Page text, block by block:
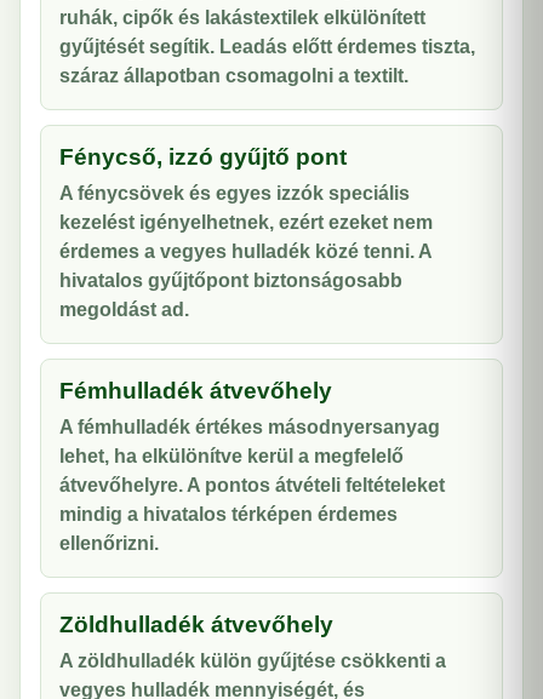
ruhák, cipők és lakástextilek elkülönített
gyűjtését segítik. Leadás előtt érdemes tiszta,
száraz állapotban csomagolni a textilt.
Fénycső, izzó gyűjtő pont
A fénycsövek és egyes izzók speciális
kezelést igényelhetnek, ezért ezeket nem
érdemes a vegyes hulladék közé tenni. A
hivatalos gyűjtőpont biztonságosabb
megoldást ad.
Fémhulladék átvevőhely
A fémhulladék értékes másodnyersanyag
lehet, ha elkülönítve kerül a megfelelő
átvevőhelyre. A pontos átvételi feltételeket
mindig a hivatalos térképen érdemes
ellenőrizni.
Zöldhulladék átvevőhely
A zöldhulladék külön gyűjtése csökkenti a
vegyes hulladék mennyiségét, és